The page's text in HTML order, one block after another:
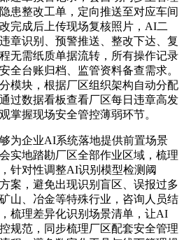
患整改工单，定向推送至对应车间
完成后上传现场复核照片，AI二
章识别、预警推送、整改下达、复
无需纸质单据流转，所有操作记录
全台账归档、监管资料备查需求。
模块，根据厂区组织架构自动分配
过数据看板查看厂区每日违章高发
掌握现场安全管控薄弱环节。
为企业AI系统落地提供前置场景
实地踏勘厂区全部作业区域，梳理
针对性调整AI识别模型检测阈
案，避免出现识别盲区、误报过多
山、冶金等特殊行业，咨询人员结
梳理差异化识别场景清单，让AI
规范，同步梳理厂区配套安全管理